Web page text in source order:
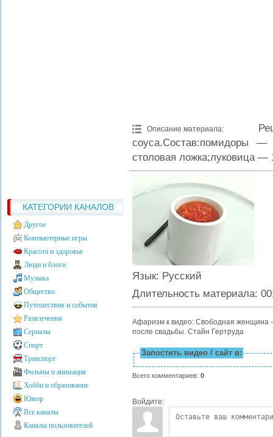
КАТЕГОРИИ КАНАЛОВ
Другое
Компьютерные игры
Красота и здоровье
Люди и блоги
Музыка
Общество
Путешествия и события
Развлечения
Сериалы
Спорт
Транспорт
Фильмы и анимация
Хобби и образование
Юмор
Все каналы
Каналы пользователей
Описание материала:
соуса.Состав:помидоры
столовая ложка;луковица —
Язык: Русский
Длительность материала:
Афаризм к видео: Свободная женщина -
после свадьбы. Стайн Гертруда
Запостить видео / сайт в:
Всего комментариев: 0
Войдите: